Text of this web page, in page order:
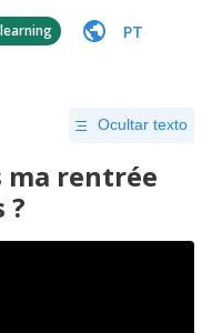
PT
Ocultar texto
ma rentrée
?